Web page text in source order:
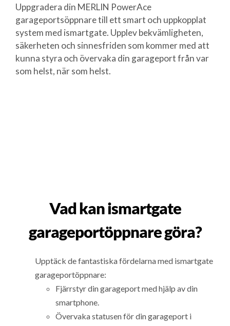
Uppgradera din MERLIN PowerAce
garageportsöppnare till ett smart och uppkopplat
system med ismartgate. Upplev bekvämligheten,
säkerheten och sinnesfriden som kommer med att
kunna styra och övervaka din garageport från var
som helst, när som helst.
Vad kan ismartgate
garageportöppnare göra?
Upptäck de fantastiska fördelarna med ismartgate
garageportöppnare:
Fjärrstyr din garageport med hjälp av din
smartphone.
Övervaka statusen för din garageport i